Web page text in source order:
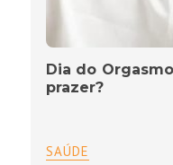
Dia do
prazer?
SAÚDE